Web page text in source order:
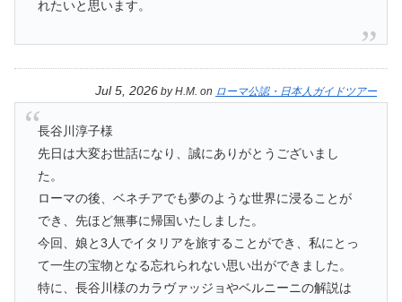
れたいと思います。
Jul 5, 2026 byH.M. on ローマ公認・日本人ガイドツアー
長谷川淳子様
先日は大変お世話になり、誠にありがとうございまし
た。
ローマの後、ベネチアでも夢のような世界に浸ることが
でき、先ほど無事に帰国いたしました。
今回、娘と3人でイタリアを旅することができ、私にとっ
て一生の宝物となる忘れられない思い出ができました。
特に、長谷川様のカラヴァッジョやベルニーニの解説は